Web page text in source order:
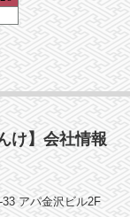
け】会社情報
アパ金沢ビル2F